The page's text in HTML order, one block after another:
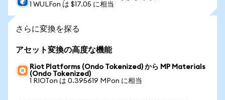
1 WULFon は $17.05 に相当
さらに変換を探る
アセット変換の高度な機能
Riot Platforms (Ondo Tokenized) から MP Materials
(Ondo Tokenized)
1 RIOTon は 0.395619 MPon に相当